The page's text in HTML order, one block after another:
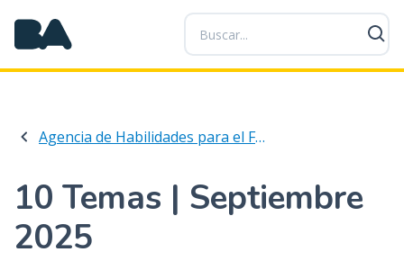
P
a
s
a
l
o
n
Agencia de Habilidades para el Futuro
10 Temas | Septiembre
2025